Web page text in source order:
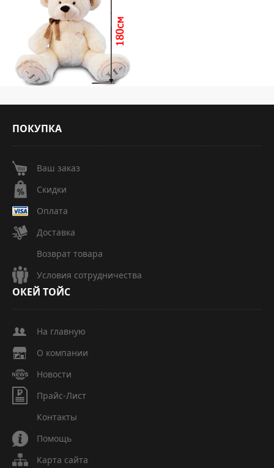
ПОКУПКА
Ваш заказ
Скидки
Оплата
Доставка
Возврат товара
Условия сотрудничества
ОКЕЙ ТОЙС
На главную
О компании
Новости
Прайс-Лист
Контакты
Помощь
Карта сайта